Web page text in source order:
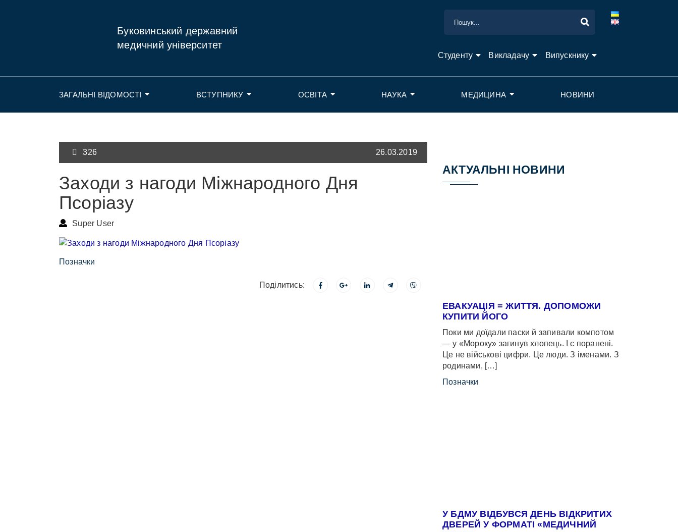
Буковинський державний
медичний університет
Студенту Викладачу Випускнику
ЗАГАЛЬНІ ВІДОМОСТІ ВСТУПНИКУ ОСВІТА НАУКА МЕДИЦИНА НОВИНИ
326 26.03.2019
Заходи з нагоди Міжнародного Дня
Псоріазу
Super User
Позначки
Поділитись:
АКТУАЛЬНІ НОВИНИ
ЕВАКУАЦІЯ = ЖИТТЯ. ДОПОМОЖИ
КУПИТИ ЙОГО
Поки ми доїдали паски й запивали компотом
— у «Мороку» загинув хлопець. І є поранені.
Це не військові цифри. Це люди. З іменами. З
родинами, […]
Позначки
У БДМУ ВІДБУВСЯ ДЕНЬ ВІДКРИТИХ
ДВЕРЕЙ У ФОРМАТІ «МЕДИЧНИЙ